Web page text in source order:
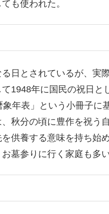
も使われた。
日とされているが、実
1948年に国民の祝日と
年表」という小冊子に
秋分の頃に豊作を祝う
供養する意味を持ち始
墓参りに行く家庭も多い